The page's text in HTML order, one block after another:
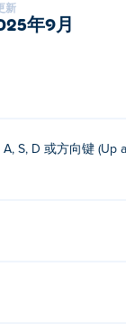
新
年9月
S, D 或方向键 (Up